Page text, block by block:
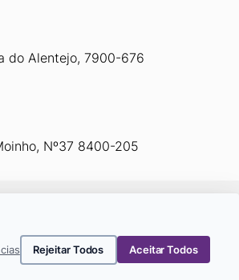
do Alentejo, 7900-676
Nº37 8400-205
Rejeitar Todos Aceitar Todos